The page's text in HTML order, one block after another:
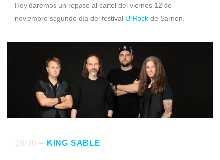
Hoy daremos un repaso al cartel del viernes 12 de
noviembre segundo día del festival UrRock de Sarnen.
18:00 – KING SABLE